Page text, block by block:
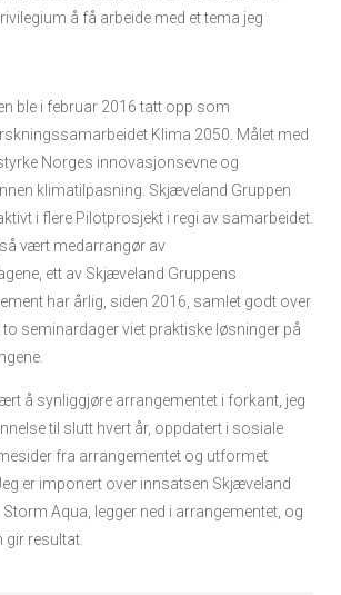
å få arbeide med et tema jeg
ble i februar 2016 tatt opp som
Klima 2050. Målet med
Norges innovasjonsevne og
klimatilpasning. Skjæveland Gruppen
i flere Pilotprosjekt i regi av samarbeidet.
vært medarrangør av
ett av Skjæveland Gruppens
har årlig, siden 2016, samlet godt over
to seminardager viet praktiske løsninger på
å synliggjøre arrangementet i forkant, jeg
til slutt hvert år, oppdatert i sosiale
fra arrangementet og utformet
er imponert over innsatsen Skjæveland
Aqua, legger ned i arrangementet, og
gir resultat.